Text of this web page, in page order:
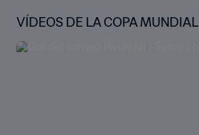
VÍDEOS DE LA COPA MUNDIAL